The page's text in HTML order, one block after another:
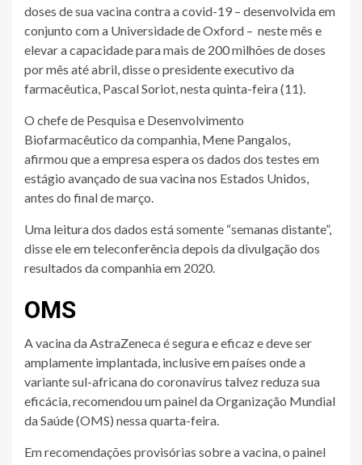
doses de sua vacina contra a covid-19 – desenvolvida em
conjunto com a Universidade de Oxford – neste mês e
elevar a capacidade para mais de 200 milhões de doses
por mês até abril, disse o presidente executivo da
farmacêutica, Pascal Soriot, nesta quinta-feira (11).
O chefe de Pesquisa e Desenvolvimento
Biofarmacêutico da companhia, Mene Pangalos,
afirmou que a empresa espera os dados dos testes em
estágio avançado de sua vacina nos Estados Unidos,
antes do final de março.
Uma leitura dos dados está somente “semanas distante”,
disse ele em teleconferência depois da divulgação dos
resultados da companhia em 2020.
OMS
A vacina da AstraZeneca é segura e eficaz e deve ser
amplamente implantada, inclusive em países onde a
variante sul-africana do coronavírus talvez reduza sua
eficácia, recomendou um painel da Organização Mundial
da Saúde (OMS) nessa quarta-feira.
Em recomendações provisórias sobre a vacina, o painel